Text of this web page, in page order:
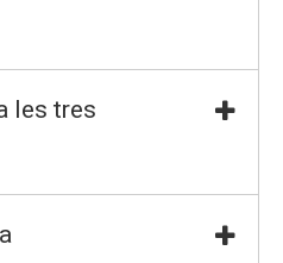
les tres